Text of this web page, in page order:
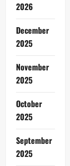
2026
December
2025
November
2025
October
2025
September
2025